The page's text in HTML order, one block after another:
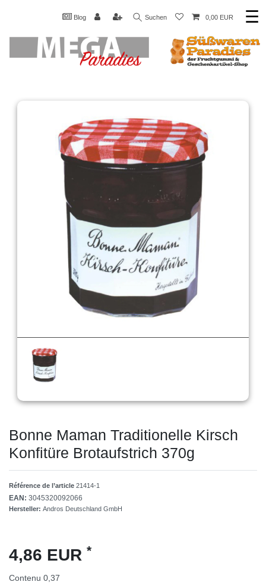
Blog Suchen 0,00 EUR ☰
Bonne Maman Traditionelle Kirsch
Konfitüre Brotaufstrich 370g
Référence de l’article 21414-1
EAN: 3045320092066
Hersteller: Andros Deutschland GmbH
4,86 EUR *
Contenu 0,37